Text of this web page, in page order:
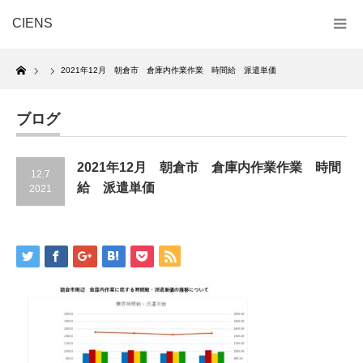
CIENS
Home
2021年12月 朝倉市 倉庫内作業作業 時間給 派遣単価
ブログ
12.7
2021
2021年12月 朝倉市 倉庫内作業作業 時間
給 派遣単価